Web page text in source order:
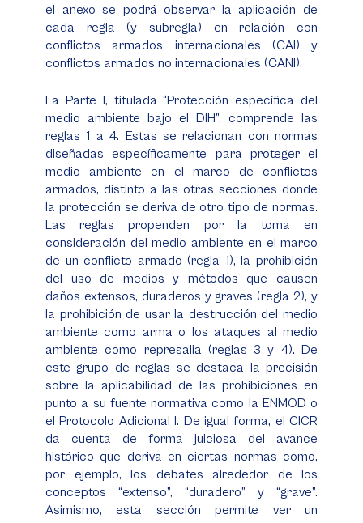
el anexo se podrá observar la aplicación de
cada regla (y subregla) en relación con
conflictos armados internacionales (CAI) y
conflictos armados no internacionales (CANI).
La Parte I, titulada “Protección específica del
medio ambiente bajo el DIH”, comprende las
reglas 1 a 4. Estas se relacionan con normas
diseñadas específicamente para proteger el
medio ambiente en el marco de conflictos
armados, distinto a las otras secciones donde
la protección se deriva de otro tipo de normas.
Las reglas propenden por la toma en
consideración del medio ambiente en el marco
de un conflicto armado (regla 1), la prohibición
del uso de medios y métodos que causen
daños extensos, duraderos y graves (regla 2), y
la prohibición de usar la destrucción del medio
ambiente como arma o los ataques al medio
ambiente como represalia (reglas 3 y 4). De
este grupo de reglas se destaca la precisión
sobre la aplicabilidad de las prohibiciones en
punto a su fuente normativa como la ENMOD o
el Protocolo Adicional I. De igual forma, el CICR
da cuenta de forma juiciosa del avance
histórico que deriva en ciertas normas como,
por ejemplo, los debates alrededor de los
conceptos “extenso”, “duradero” y “grave”.
Asimismo, esta sección permite ver un